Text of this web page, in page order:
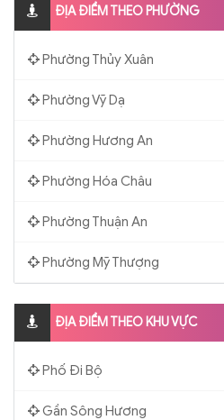
ĐỊA ĐIỂM THEO PHƯỜNG
Phường Thủy Xuân
Phường Vỹ Dạ
Phường Hương An
Phường Hóa Châu
Phường Thuận An
Phường Mỹ Thượng
ĐỊA ĐIỂM THEO KHU VỰC
Phố Đi Bộ
Gần Sông Hương